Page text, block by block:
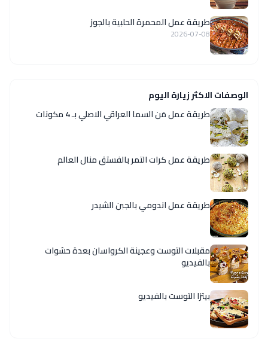
طريقة عمل المحمرة الحلبية بالجوز
2026-07-08
الوصفات الاكثر زيارة اليوم
طريقة عمل مَن السما العراقي الاصلي بـ 4 مكونات
طريقة عمل كرات التمر بالفستق منال العالم
طريقة عمل اندومي بالجبن الشيدر
مقبلات التوست وعجينة الكرواسان بعدة حشوات
بالفيديو
بيتزا التوست بالفيديو